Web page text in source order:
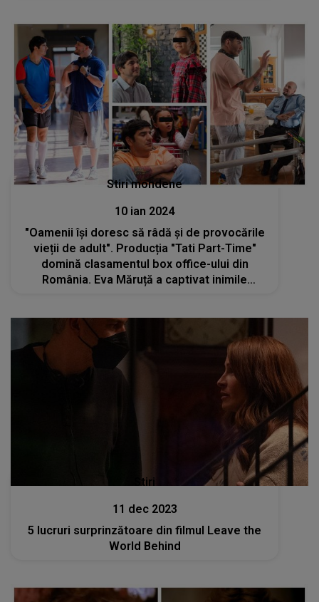
Stiri mondene
10 ian 2024
"Oamenii își doresc să râdă și de provocările
vieții de adult". Producția "Tati Part-Time"
domină clasamentul box office-ului din
România. Eva Măruță a captivat inimile
Stiri
11 dec 2023
5 lucruri surprinzătoare din filmul Leave the
World Behind